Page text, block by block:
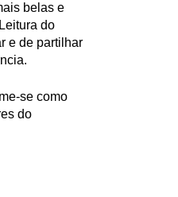
belas e
do
e de partilhar
se como
do